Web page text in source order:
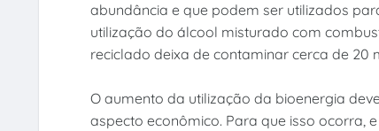
abundância e que podem ser utilizados
utilização do álcool misturado com
reciclado deixa de contaminar cerca de 20
O aumento da utilização da bioenergia
aspecto econômico. Para que isso ocorra,